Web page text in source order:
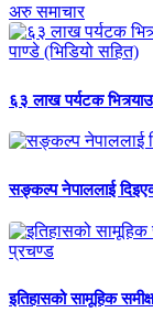
अरु समाचार
६३ लाख पर्यटक
सङ्कल्प नेपाललाई
इतिहासको सामूहिक